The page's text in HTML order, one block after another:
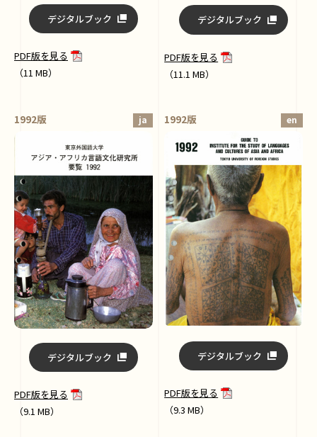
デジタルブック
PDF版を見る
（11 MB）
デジタルブック
PDF版を見る
（11.1 MB）
1992版 ja
デジタルブック
PDF版を見る
（9.1 MB）
1992版 en
デジタルブック
PDF版を見る
（9.3 MB）